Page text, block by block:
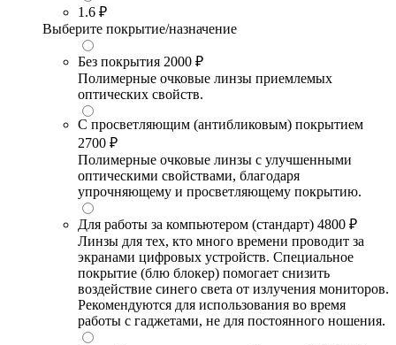
1.6 ₽
Выберите покрытие/назначение
Без покрытия 2000 ₽
Полимерные очковые линзы приемлемых
оптических свойств.
С просветляющим (антибликовым) покрытием
2700 ₽
Полимерные очковые линзы с улучшенными
оптическими свойствами, благодаря
упрочняющему и просветляющему покрытию.
Для работы за компьютером (стандарт) 4800 ₽
Линзы для тех, кто много времени проводит за
экранами цифровых устройств. Специальное
покрытие (блю блокер) помогает снизить
воздействие синего света от излучения мониторов.
Рекомендуются для использования во время
работы с гаджетами, не для постоянного ношения.